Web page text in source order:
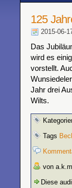
125
2015-06-
Das
wird es
vorstellt.
Jahr drei
Wilts.
Tags
von
Diese